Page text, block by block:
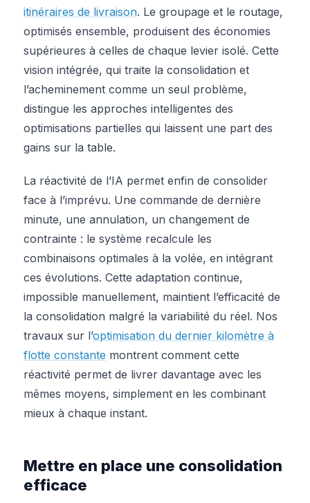
itinéraires de livraison. Le groupage et le routage,
optimisés ensemble, produisent des économies
supérieures à celles de chaque levier isolé. Cette
vision intégrée, qui traite la consolidation et
l’acheminement comme un seul problème,
distingue les approches intelligentes des
optimisations partielles qui laissent une part des
gains sur la table.
La réactivité de l’IA permet enfin de consolider
face à l’imprévu. Une commande de dernière
minute, une annulation, un changement de
contrainte : le système recalcule les
combinaisons optimales à la volée, en intégrant
ces évolutions. Cette adaptation continue,
impossible manuellement, maintient l’efficacité de
la consolidation malgré la variabilité du réel. Nos
travaux sur l’optimisation du dernier kilomètre à
flotte constante montrent comment cette
réactivité permet de livrer davantage avec les
mêmes moyens, simplement en les combinant
mieux à chaque instant.
Mettre en place une consolidation
efficace